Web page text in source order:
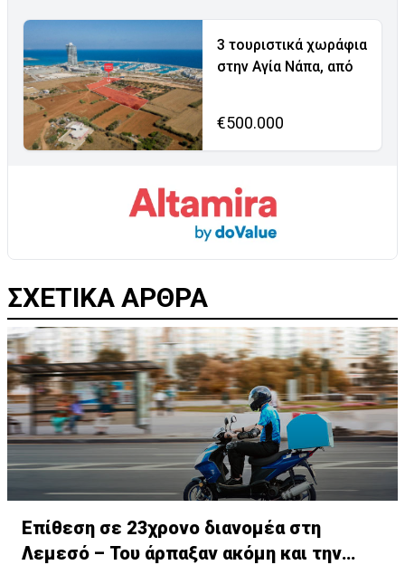
3 τουριστικά χωράφια
στην Αγία Νάπα, από
€500.000
ΣΧΕΤΙΚΑ ΑΡΘΡΑ
Επίθεση σε 23χρονο διανομέα στη
Λεμεσό – Του άρπαξαν ακόμη και την